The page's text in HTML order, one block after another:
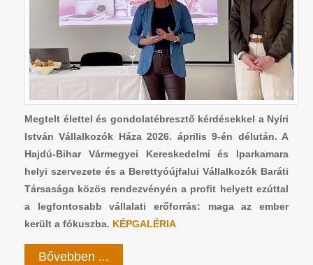
Megtelt élettel és gondolatébresztő kérdésekkel a Nyíri
István Vállalkozók Háza 2026. április 9-én délután. A
Hajdú-Bihar Vármegyei Kereskedelmi és Iparkamara
helyi szervezete és a Berettyóújfalui Vállalkozók Baráti
Társasága közös rendezvényén a profit helyett ezúttal
a legfontosabb vállalati erőforrás: maga az ember
került a fókuszba. KÉPGALÉRIA
Bővebben ...